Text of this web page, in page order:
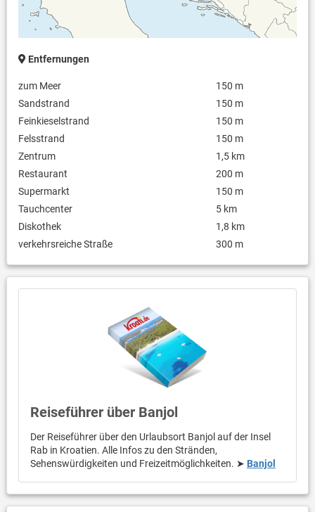
Entfernungen
zum Meer
150 m
Sandstrand
150 m
Feinkieselstrand
150 m
Felsstrand
150 m
Zentrum
1,5 km
Restaurant
200 m
Supermarkt
150 m
Tauchcenter
5 km
Diskothek
1,8 km
verkehrsreiche Straße
300 m
Reiseführer über Banjol
Der Reiseführer über den Urlaubsort Banjol auf der Insel
Rab in Kroatien. Alle Infos zu den Stränden,
Sehenswürdigkeiten und Freizeitmöglichkeiten. ➤ Banjol